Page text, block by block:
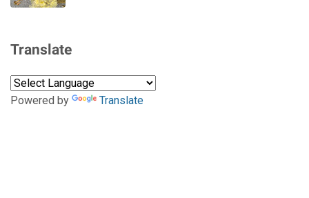
Translate
Powered by Translate